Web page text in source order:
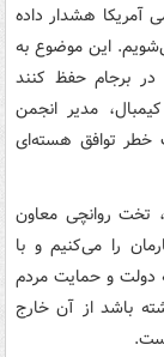
آمریکا هشدار داده
این موضوع به
در برجام حفظ کنند
مدیر انجمن
خطر توافق هسته‌ای
این اظهارات روحانی در حالی است که در سال ۹۶، تخت روانچی معاون
را می‌کنیم و با
دولت و حمایت مردم
باشد از آن خارج